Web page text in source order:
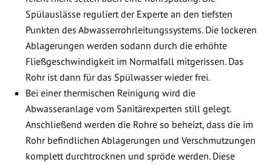
Spülauslässe reguliert der Experte an den tiefsten
Punkten des Abwasserrohrleitungssystems. Die lockeren
Ablagerungen werden sodann durch die erhöhte
Fließgeschwindigkeit im Normalfall mitgerissen. Das
Rohr ist dann für das Spülwasser wieder frei.
Bei einer thermischen Reinigung wird die
Abwasseranlage vom Sanitärexperten still gelegt.
Anschließend werden die Rohre so beheizt, dass die im
Rohr befindlichen Ablagerungen und Verschmutzungen
komplett durchtrocknen und spröde werden. Diese